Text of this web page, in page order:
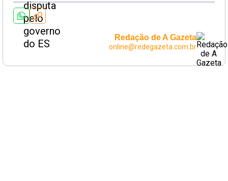
Redação de A Gazeta
online@redegazeta.com.br